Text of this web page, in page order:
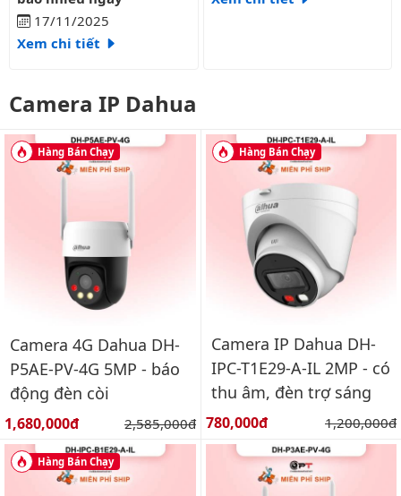
17/11/2025
Xem chi tiết
Camera IP Dahua
Hàng Bán Chạy
Camera 4G Dahua DH-
P5AE-PV-4G 5MP - báo
động đèn còi
Giá bán:
1,680,000đ Giá gốc:
2,585,000đ
Hàng Bán Chạy
Camera IP Dahua DH-
IPC-T1E29-A-IL 2MP - có
thu âm, đèn trợ sáng
Giá bán:
780,000đ Giá gốc:
1,200,000đ
Hàng Bán Chạy